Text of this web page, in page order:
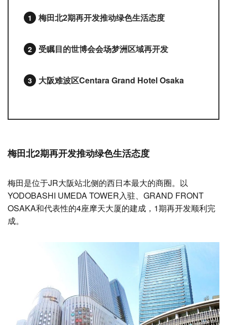
梅田北2期再开发推动绿色生活态度
受瞩目的世博会会场梦洲区域再开发
大阪难波区Centara Grand Hotel Osaka
梅田北2期再开发推动绿色生活态度
梅田是位于JR大阪站北侧的西日本最大的商圈。以
YODOBASHI UMEDA TOWER入驻、GRAND FRONT
OSAKA和代表性的4座摩天大厦的建成，1期再开发顺利完
成。